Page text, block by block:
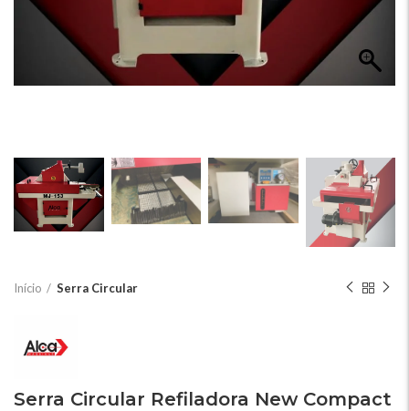
Início Serra Circular
Serra Circular Refiladora New Compact